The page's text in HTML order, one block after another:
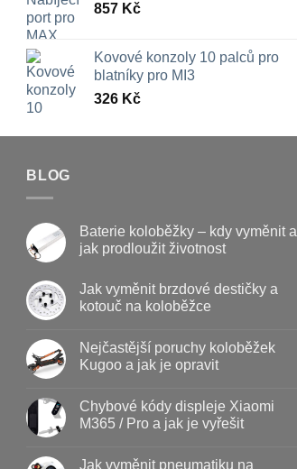
857 Kč
Kovové konzoly 10 palců pro
blatníky pro MI3
326 Kč
BLOG
Baterie koloběžky – kdy vyměnit a
jak prodloužit životnost
u
textu
s
koloběžky
–
kdy
jak
prodloužit
životnost
Jak vyměnit brzdové destičky a
kotouč na koloběžce
u
textu
s
vyměnit
brzdové
destičky
na
Nejčastější poruchy koloběžek
Kugoo a jak je opravit
u
textu
s
poruchy
Chybové kódy displeje Xiaomi
M365 / Pro a jak je vyřešit
Jak vyměnit pneumatiku na